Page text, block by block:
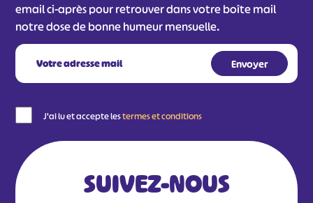
email ci-après pour retrouver dans votre boîte mail
notre dose de bonne humeur mensuelle.
J'ai lu et accepte lestermes et conditions
SUIVEZ-NOUS
#